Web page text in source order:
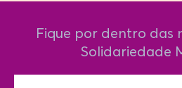
Fique por dentro das
Solidariedade